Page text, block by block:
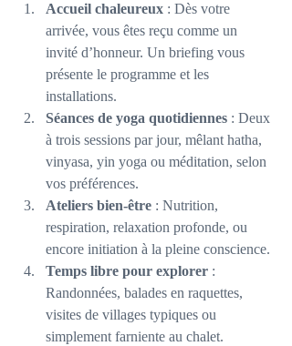
Accueil chaleureux : Dès votre
arrivée, vous êtes reçu comme un
invité d’honneur. Un briefing vous
présente le programme et les
installations.
Séances de yoga quotidiennes : Deux
à trois sessions par jour, mêlant hatha,
vinyasa, yin yoga ou méditation, selon
vos préférences.
Ateliers bien-être : Nutrition,
respiration, relaxation profonde, ou
encore initiation à la pleine conscience.
Temps libre pour explorer :
Randonnées, balades en raquettes,
visites de villages typiques ou
simplement farniente au chalet.